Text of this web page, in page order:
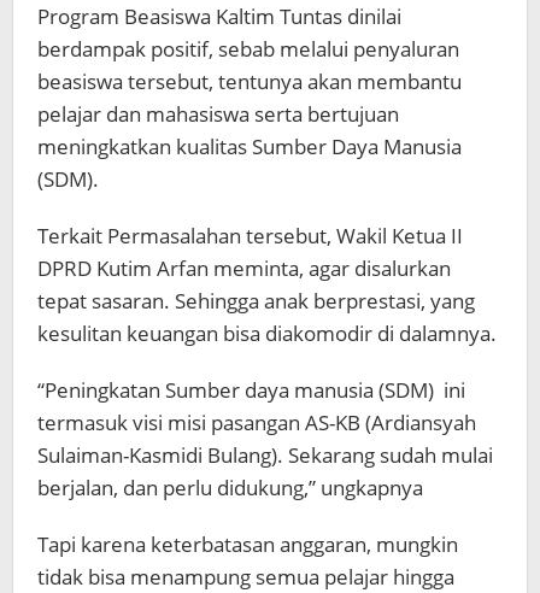
Program Beasiswa Kaltim Tuntas dinilai
berdampak positif, sebab melalui penyaluran
beasiswa tersebut, tentunya akan membantu
pelajar dan mahasiswa serta bertujuan
meningkatkan kualitas Sumber Daya Manusia
(SDM).
Terkait Permasalahan tersebut, Wakil Ketua II
DPRD Kutim Arfan meminta, agar disalurkan
tepat sasaran. Sehingga anak berprestasi, yang
kesulitan keuangan bisa diakomodir di dalamnya.
“Peningkatan Sumber daya manusia (SDM) ini
termasuk visi misi pasangan AS-KB (Ardiansyah
Sulaiman-Kasmidi Bulang). Sekarang sudah mulai
berjalan, dan perlu didukung,” ungkapnya
Tapi karena keterbatasan anggaran, mungkin
tidak bisa menampung semua pelajar hingga